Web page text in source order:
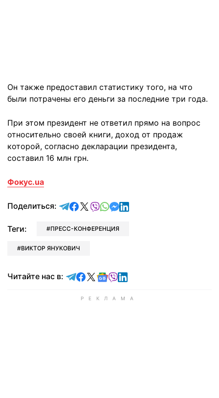
Он также предоставил статистику того, на что
были потрачены его деньги за последние три года.
При этом президент не ответил прямо на вопрос
относительно своей книги, доход от продаж
которой, согласно декларации президента,
составил 16 млн грн.
Фокус.ua
Поделиться: отправить в Telegram
поделиться в Facebook
поделиться в X
отправить в Viber
отправить в Whatsapp
отправить в Messenger
отправить в LinkedIn
Теги: ПРЕСС-КОНФЕРЕНЦИЯ
ВИКТОР ЯНУКОВИЧ
Читайте нас в: Читайте в Telegram
Читайте в Facebook
Читайте в X
Читайте в Google news
Читайте в Viber
Читайте в LinkedIn